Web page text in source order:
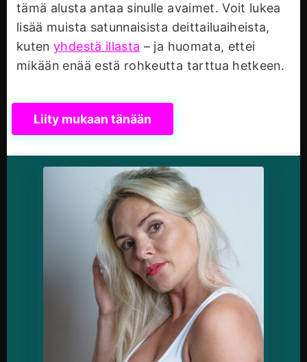
tämä alusta antaa sinulle avaimet. Voit lukea
lisää muista satunnaisista deittailuaiheista,
kutenyhdestä illasta – ja huomata, ettei
mikään enää estä rohkeutta tarttua hetkeen.
Liity mukaan tänään